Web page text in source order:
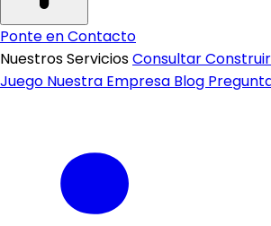
Ponte en Contacto
Nuestros ServiciosConsultarConstruir
Juego Nuestra Empresa Blog